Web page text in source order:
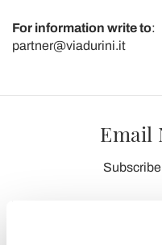
For information write to:
partner@viadurini.it
Email